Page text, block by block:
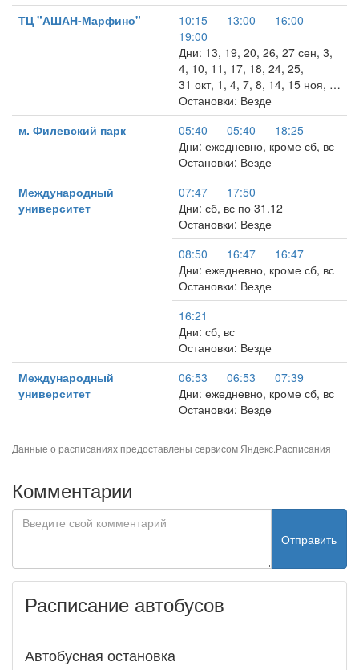
ТЦ "АШАН-Марфино"
10:15 13:00
16:00
19:00
Дни: 13, 19, 20, 26, 27 сен, 3,
4, 10, 11, 17, 18, 24, 25,
31 окт, 1, 4, 7, 8, 14, 15 ноя, …
Остановки: Везде
м. Филевский парк
05:40 05:40
18:25
Дни: ежедневно, кроме сб, вс
Остановки: Везде
Международный
университет
07:47
17:50
Дни: сб, вс по 31.12
Остановки: Везде
08:50
16:47
16:47
Дни: ежедневно, кроме сб, вс
Остановки: Везде
16:21
Дни: сб, вс
Остановки: Везде
Международный
университет
06:53 06:53
07:39
Дни: ежедневно, кроме сб, вс
Остановки: Везде
Данные о расписаниях предоставлены сервисом Яндекс.Расписания
Комментарии
Отправить
Расписание автобусов
Автобусная остановка